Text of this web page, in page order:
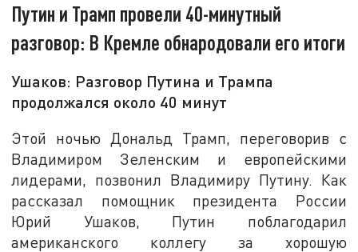
Путин и Трамп провели 40-минутный
разговор: В Кремле обнародовали его итоги
Ушаков: Разговор Путина и Трампа
продолжался около 40 минут
Этой ночью Дональд Трамп, переговорив с
Владимиром Зеленским и европейскими
лидерами, позвонил Владимиру Путину. Как
рассказал помощник президента России
Юрий Ушаков, Путин поблагодарил
американского коллегу за хорошую